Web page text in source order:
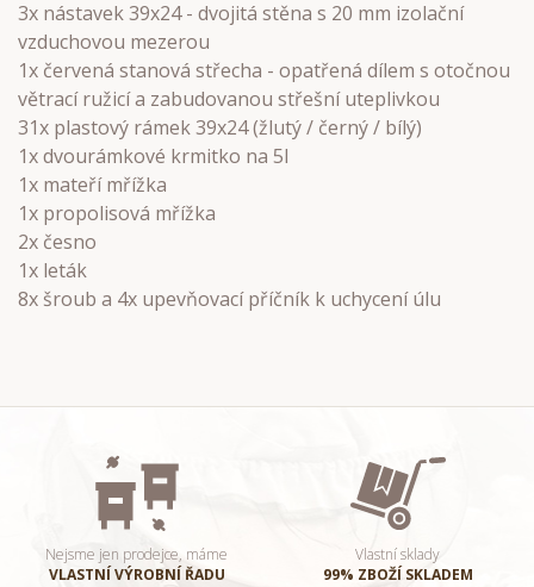
3x nástavek 39x24 - dvojitá stěna s 20 mm izolační
vzduchovou mezerou
1x červená stanová střecha - opatřená dílem s otočnou
větrací ružicí a zabudovanou střešní uteplivkou
31x plastový rámek 39x24 (žlutý / černý / bílý)
1x dvourámkové krmitko na 5l
1x mateří mřížka
1x propolisová mřížka
2x česno
1x leták
8x šroub a 4x upevňovací příčník k uchycení úlu
Nejsme jen prodejce, máme
VLASTNÍ VÝROBNÍ ŘADU
Vlastní sklady
99% ZBOŽÍ SKLADEM